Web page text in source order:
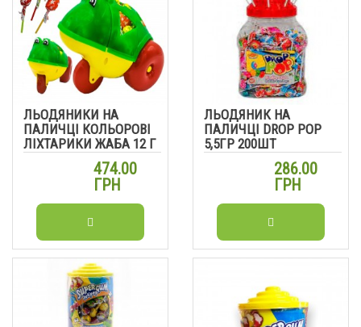
ЛЬОДЯНИКИ НА
ПАЛИЧЦІ КОЛЬОРОВІ
ЛІХТАРИКИ ЖАБА 12 Г
474.00
ГРН
ЛЬОДЯНИК НА
ПАЛИЧЦІ DROP POP
5,5ГР 200ШТ
286.00
ГРН